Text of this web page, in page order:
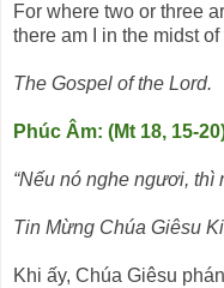
For where two or three
there am I in the midst of
The Gospel of the Lord.
Phúc Âm: (Mt 18, 15-
“Nếu nó nghe ngươi,
Tin Mừng Chúa Giêsu
Khi ấy, Chúa Giêsu